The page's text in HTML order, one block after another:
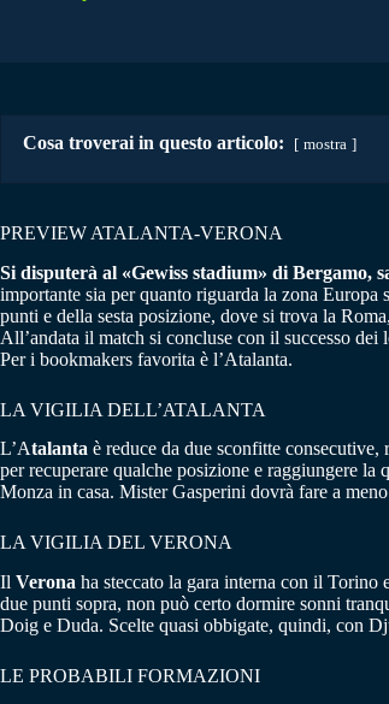
Cosa troverai in questo articolo: mostra
PREVIEW ATALANTA-VERONA
Si disputerà al «Gewiss stadium» di Bergamo,
importante sia per quanto riguarda la zona
punti e della sesta posizione, dove si trova la
All’andata il match si concluse con il successo
Per i bookmakers favorita è l’Atalanta.
LA VIGILIA DELL’ATALANTA
L’Atalanta è reduce da due sconfitte
per recuperare qualche posizione e raggiungere
Monza in casa. Mister Gasperini dovrà fare a
LA VIGILIA DEL VERONA
Il Verona ha steccato la gara interna con il Torino
due punti sopra, non può certo dormire sonni
Doig e Duda. Scelte quasi obbigate, quindi, con
LE PROBABILI FORMAZIONI